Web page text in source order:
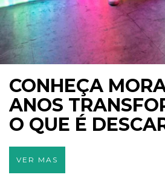
CONHEÇA MORA. HÁ
ANOS
O QUE É
OBRAS DE ARTE.
VER MAS